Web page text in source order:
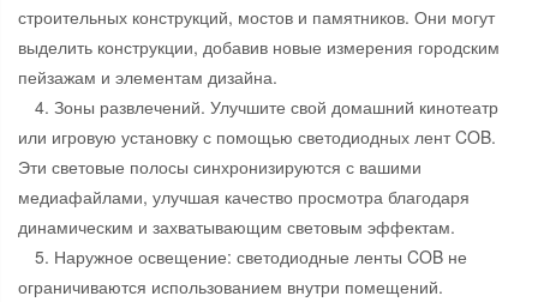
строительных конструкций, мостов и памятников. Они могут
выделить конструкции, добавив новые измерения городским
пейзажам и элементам дизайна.
4. Зоны развлечений. Улучшите свой домашний кинотеатр
или игровую установку с помощью светодиодных лент COB.
Эти световые полосы синхронизируются с вашими
медиафайлами, улучшая качество просмотра благодаря
динамическим и захватывающим световым эффектам.
5. Наружное освещение: светодиодные ленты COB не
ограничиваются использованием внутри помещений.